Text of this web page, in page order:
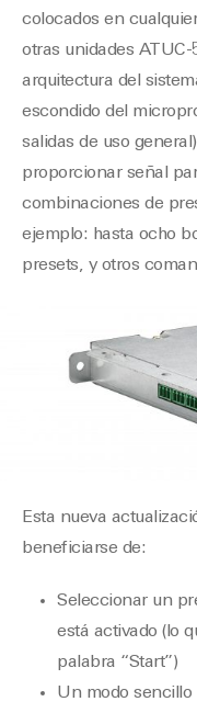
colocados en
otras unidades
arquitectura del
escondido del
salidas de uso
proporcionar señal
combinaciones de
ejemplo: hasta ocho
presets, y otros
Esta nueva
beneficiarse de:
Seleccionar un
está activado (lo
palabra “Start”)
Un modo